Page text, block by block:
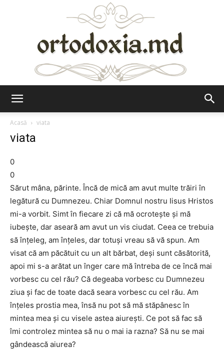
Acasă
viata
viata
0
0
Sărut mâna, părinte. Încă de mică am avut multe trăiri în
legătură cu Dumnezeu. Chiar Domnul nostru Iisus Hristos
mi-a vorbit. Simt în fiecare zi că mă ocroteşte şi mă
iubeşte, dar aseară am avut un vis ciudat. Ceea ce trebuia
să înţeleg, am înţeles, dar totuşi vreau să vă spun. Am
visat că am păcătuit cu un alt bărbat, deşi sunt căsătorită,
apoi mi s-a arătat un înger care mă întreba de ce încă mai
vorbesc cu cel rău? Că degeaba vorbesc cu Dumnezeu
ziua şi fac de toate dacă seara vorbesc cu cel rău. Am
înţeles prostia mea, însă nu pot să mă stăpânesc în
mintea mea şi cu visele astea aiureşti. Ce pot să fac să
îmi controlez mintea să nu o mai ia razna? Să nu se mai
gândească aiurea?